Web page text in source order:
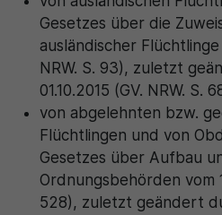
Gesetzes über die
ausländischer
NRW. S. 93), zuletzt
01.10.2015 (GV. NRW. S.
von abgelehnten bzw.
Flüchtlingen und von
Gesetzes über Aufbau
Ordnungsbehörden vom
528), zuletzt geändert
30 Minuten
Zweck
Wird für statistische Zwecke
vorübergehende Daten des